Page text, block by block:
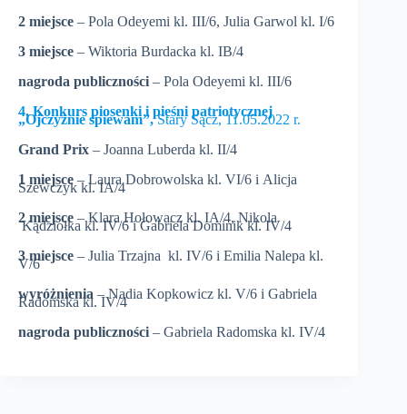
2 miejsce – Pola Odeyemi kl. III/6, Julia Garwol kl. I/6
3 miejsce – Wiktoria Burdacka kl. IB/4
nagroda publiczności – Pola Odeyemi kl. III/6
4. Konkurs piosenki i pieśni patriotycznej
„Ojczyźnie śpiewam”,Stary Sącz, 11.05.2022 r.
Grand Prix – Joanna Luberda kl. II/4
1 miejsce – Laura Dobrowolska kl. VI/6 i Alicja
Szewczyk kl. IA/4
2 miejsce – Klara Hołowacz kl. IA/4, Nikola
Kądziołka kl. IV/6 i Gabriela Dominik kl. IV/4
3 miejsce – Julia Trzajna kl. IV/6 i Emilia Nalepa kl.
V/6
wyróżnienia – Nadia Kopkowicz kl. V/6 i Gabriela
Radomska kl. IV/4
nagroda publiczności – Gabriela Radomska kl. IV/4